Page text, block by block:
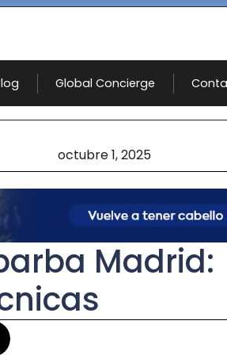
Global Concierge
octubre 1, 2025
Madrid: